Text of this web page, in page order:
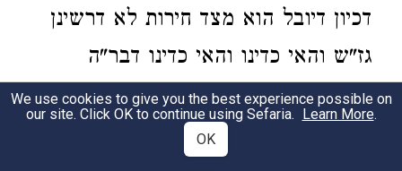
דכיון דיובל הוא מצד חירות לא דרשינן
גז"ש והאי כדינו והאי כדינו דבר"ה
מסתברא בכפופין וביובל בפשוטין וא"כ
לפ"ז יש מקום לדינו דהלק"ט ז"ל דנשים
We use cookies to give you the best experience possible on
our site. Click OK to continue using Sefaria. Learn More.
OK